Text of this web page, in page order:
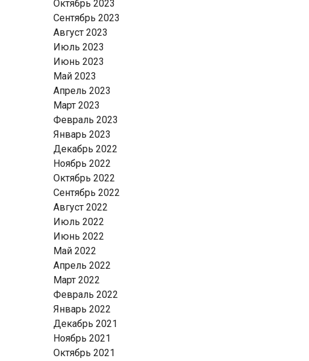
Октябрь 2023
Сентябрь 2023
Август 2023
Июль 2023
Июнь 2023
Май 2023
Апрель 2023
Март 2023
Февраль 2023
Январь 2023
Декабрь 2022
Ноябрь 2022
Октябрь 2022
Сентябрь 2022
Август 2022
Июль 2022
Июнь 2022
Май 2022
Апрель 2022
Март 2022
Февраль 2022
Январь 2022
Декабрь 2021
Ноябрь 2021
Октябрь 2021